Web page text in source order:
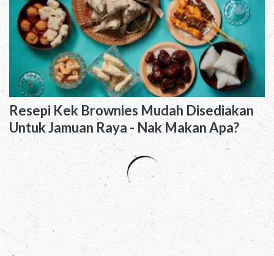
Resepi Kek Brownies Mudah Disediakan
Untuk Jamuan Raya - Nak Makan Apa?